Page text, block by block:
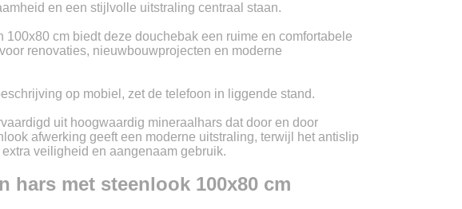
en een stijlvolle uitstraling centraal staan.
100x80 cm biedt deze douchebak een ruime en comfortabele
renovaties, nieuwbouwprojecten en moderne
op mobiel, zet de telefoon in liggende stand.
uit hoogwaardig mineraalhars dat door en door
afwerking geeft een moderne uitstraling, terwijl het antislip
veiligheid en aangenaam gebruik.
hars met steenlook 100x80 cm